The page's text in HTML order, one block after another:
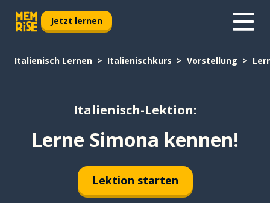
Jetzt lernen
Italienisch Lernen Italienischkurs Vorstellung
Italienisch-Lektion:
Lerne Simona kennen!
Lektion starten